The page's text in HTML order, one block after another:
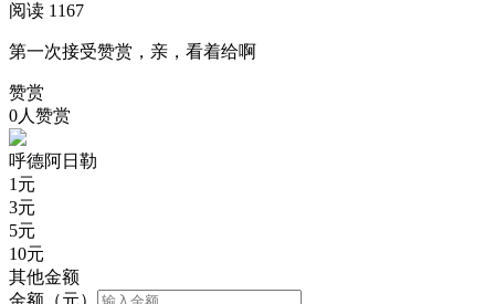
阅读 1167
第一次接受赞赏，亲，看着给啊
赞赏
0人赞赏
呼德阿日勒
1 元
3元
5元
10元
其他金额